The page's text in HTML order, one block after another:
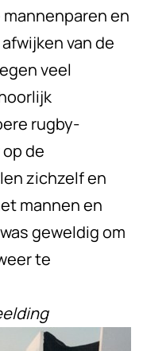
en
van de
veel
rugby-
de
zichzelf en
mannen en
geweldig om
te